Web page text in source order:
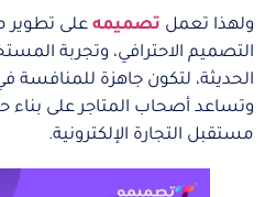
ولهذا تعمل تصميمه على تطوير
التصميم الاحترافي، وتجربة
الحديثة، لتكون جاهزة للمنافسة
وتساعد أصحاب المتاجر على
مستقبل التجارة الإلكترونية.